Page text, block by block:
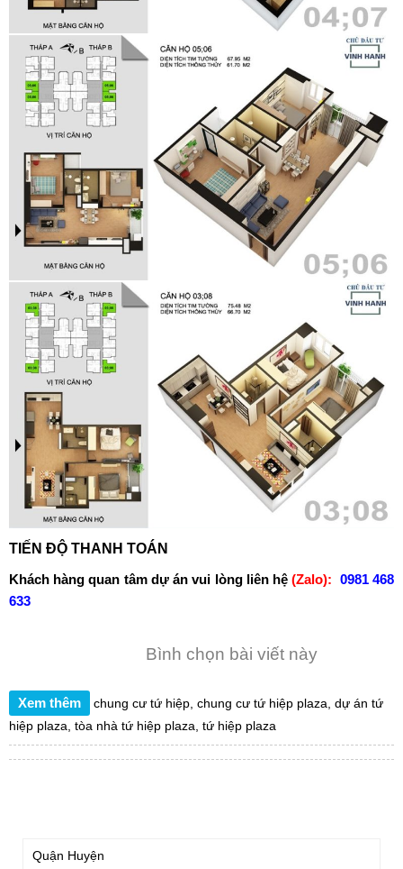
TIẾN ĐỘ THANH TOÁN
Khách hàng quan tâm dự án vui lòng liên hệ (Zalo): 0981 468
633
Bình chọn bài viết này
Xem thêm chung cư tứ hiệp chung cư tứ hiệp plaza dự án tứ
hiệp plaza tòa nhà tứ hiệp plaza tứ hiệp plaza